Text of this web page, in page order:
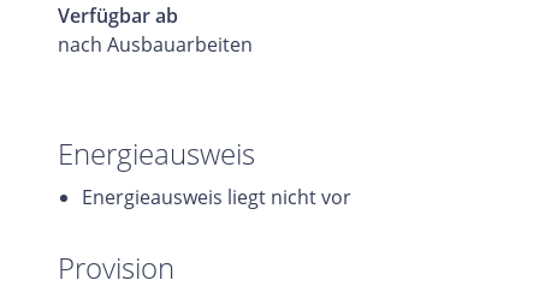
Verfügbar ab
nach Ausbauarbeiten
Energieausweis
Energieausweis liegt nicht vor
Provision